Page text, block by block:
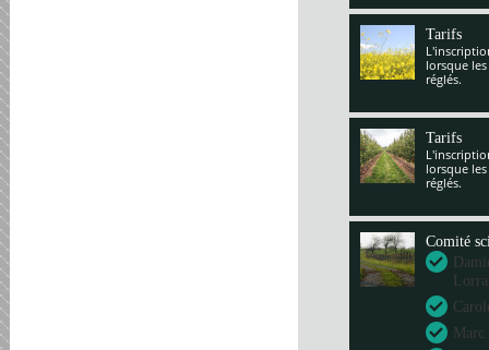
Tarifs
lorsque
réglés.
Tarifs
lorsque
réglés.
Comité